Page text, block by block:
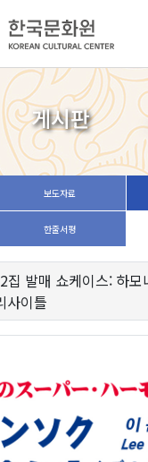
게시판
보도자료
한줄서평
집 발매 쇼케이스: 하모
사이틀